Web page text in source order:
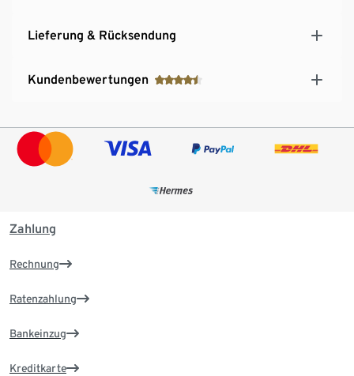
Lieferung & Rücksendung
Kundenbewertungen
Zahlung
Rechnung
Ratenzahlung
Bankeinzug
Kreditkarte